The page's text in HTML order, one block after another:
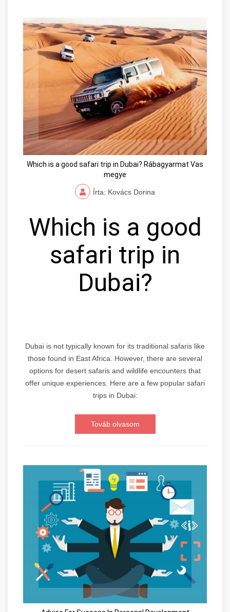
Which is a good safari trip in Dubai? Rábagyarmat Vas
megye
Írta: Kovács Dorina
Which is a good
safari trip in
Dubai?
Dubai is not typically known for its traditional safaris like
those found in East Africa. However, there are several
options for desert safaris and wildlife encounters that
offer unique experiences. Here are a few popular safari
trips in Dubai:
Továb olvasom